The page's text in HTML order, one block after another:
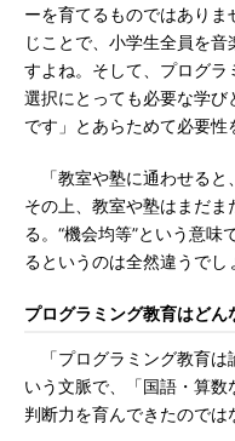
ーを育てるものではあり
じことで、小学生全員を
すよね。そして、プログラ
選択にとっても必要な学び
です」とあらためて必要性
「教室や塾に通わせると
その上、教室や塾はまだ
る。“機会均等”という意
るというのは全然違うでし
プログラミング教育はど
「プログラミング教育は
いう文脈で、「国語・算
判断力を育んできたのでは